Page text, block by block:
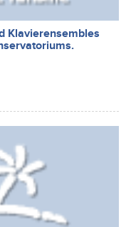
Klavierensembles